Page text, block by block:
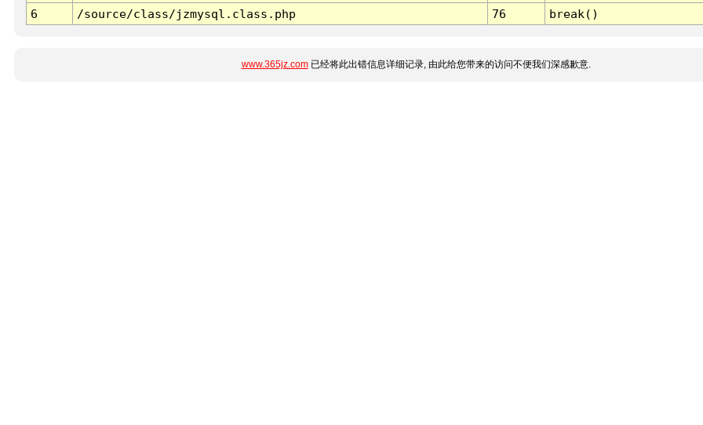
6
/source/class/jzmysql.class.php 76 break()
www.365jz.com已经将此出错信息详细记录, 由此给您带来的访问不便我们深感歉意.